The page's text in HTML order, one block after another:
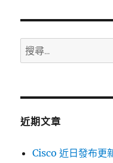
點
脅
報〉
搜
尋
鍵
近期文章
Cisco 近日發布更